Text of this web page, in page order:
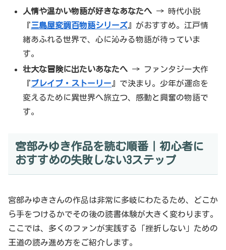
人情や温かい物語が好きなあなたへ → 時代小説
『三島屋変調百物語シリーズ 』がおすすめ。江戸情
緒あふれる世界で、心に沁みる物語が待っていま
す。
壮大な冒険に出たいあなたへ → ファンタジー大作
『ブレイブ・ストーリー 』で決まり。少年が運命を
変えるために異世界へ旅立つ、感動と興奮の物語で
す。
宮部みゆき作品を読む順番｜初心者に
おすすめの失敗しない3ステップ
宮部みゆきさんの作品は非常に多岐にわたるため、どこか
ら手をつけるかでその後の読書体験が大きく変わります。
ここでは、多くのファンが実践する「挫折しない」ための
王道の読み進め方をご紹介します。